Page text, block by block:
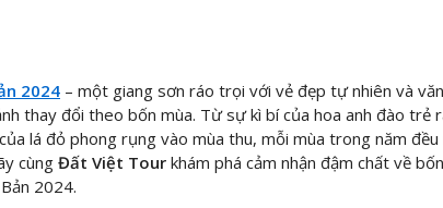
2024 – một giang sơn ráo trọi với vẻ đẹp tự nhiên và
thay đổi theo bốn mùa. Từ sự kì bí của hoa anh đào trẻ
lá đỏ phong rụng vào mùa thu, mỗi mùa trong năm đều
cùngĐất Việt Tour khám phá cảm nhận đậm chất về
2024.